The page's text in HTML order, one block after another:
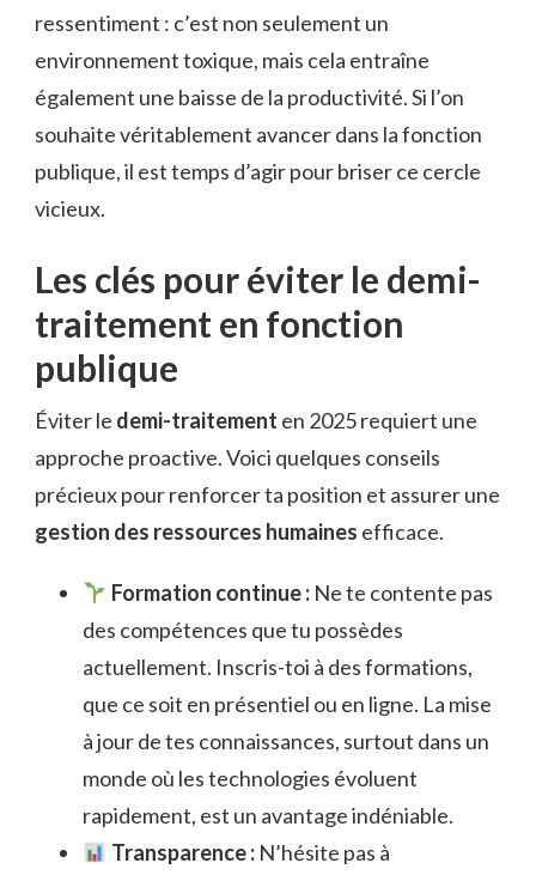
ressentiment : c’est non seulement un
environnement toxique, mais cela entraîne
également une baisse de la productivité. Si l’on
souhaite véritablement avancer dans la fonction
publique, il est temps d’agir pour briser ce cercle
vicieux.
Les clés pour éviter le demi-
traitement en fonction
publique
Éviter le demi-traitement en 2025 requiert une
approche proactive. Voici quelques conseils
précieux pour renforcer ta position et assurer une
gestion des ressources humaines efficace.
Formation continue :Ne te contente pas
des compétences que tu possèdes
actuellement. Inscris-toi à des formations,
que ce soit en présentiel ou en ligne. La mise
à jour de tes connaissances, surtout dans un
monde où les technologies évoluent
rapidement, est un avantage indéniable.
Transparence :N’hésite pas à